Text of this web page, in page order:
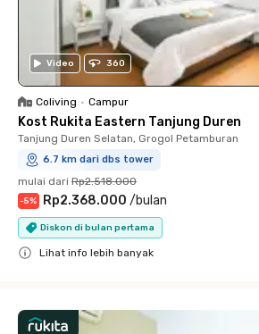
Video 360
Coliving • Campur
Kost Rukita Eastern Tanjung Duren
Tanjung Duren Selatan, Grogol Petamburan
6.7 km dari dbs tower
mulai dari Rp2.518.000
-5% Rp2.368.000 /bulan
Diskon di bulan pertama
Lihat info lebih banyak